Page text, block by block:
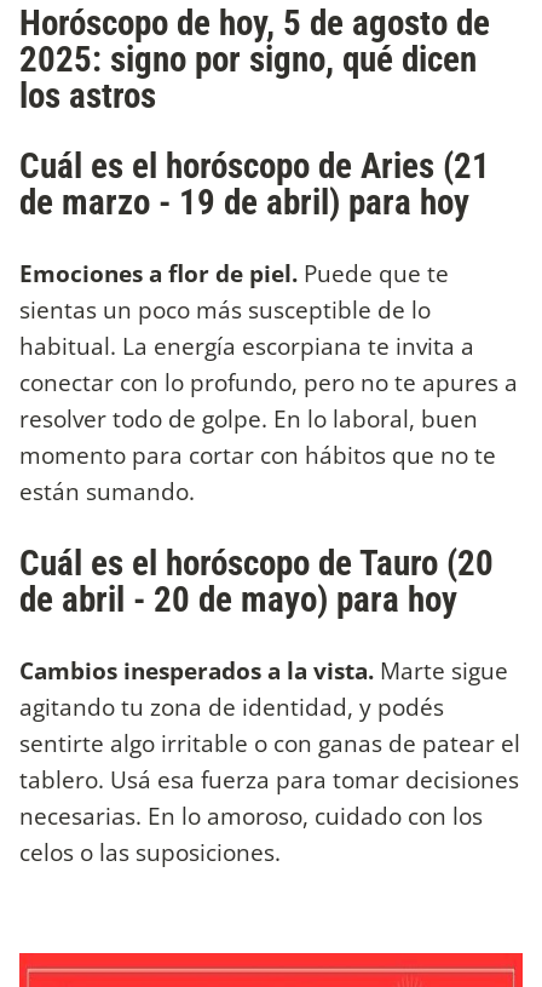
Horóscopo de hoy, 5 de agosto de
2025: signo por signo, qué dicen
los astros
Cuál es el horóscopo de Aries (21
de marzo - 19 de abril) para hoy
Emociones a flor de piel. Puede que te
sientas un poco más susceptible de lo
habitual. La energía escorpiana te invita a
conectar con lo profundo, pero no te apures a
resolver todo de golpe. En lo laboral, buen
momento para cortar con hábitos que no te
están sumando.
Cuál es el horóscopo de Tauro (20
de abril - 20 de mayo) para hoy
Cambios inesperados a la vista. Marte sigue
agitando tu zona de identidad, y podés
sentirte algo irritable o con ganas de patear el
tablero. Usá esa fuerza para tomar decisiones
necesarias. En lo amoroso, cuidado con los
celos o las suposiciones.